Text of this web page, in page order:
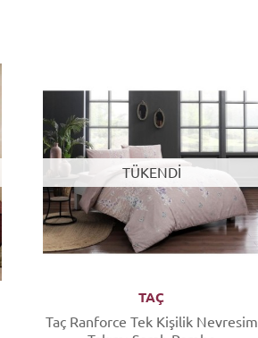
TÜKENDİ
TAÇ
Taç Ranforce Tek Kişilik Nevresim